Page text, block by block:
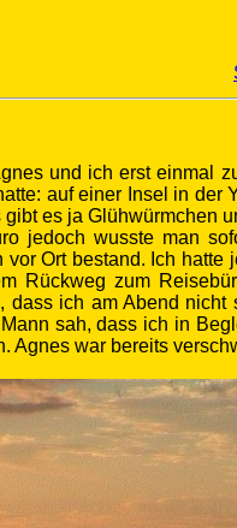
und ich erst einmal
auf einer Insel in der
es ja Glühwürmchen
jedoch wusste man
vor Ort bestand. Ich
Rückweg zum
dass ich am Abend
sah, dass ich in
Agnes war bereits